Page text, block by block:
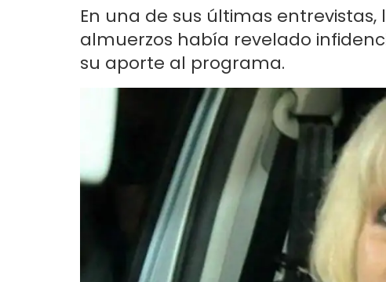
En una de sus últimas
almuerzos había revelado
su aporte al programa.